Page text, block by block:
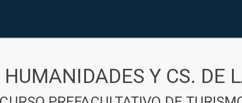
HUMANIDADES Y CS. DE